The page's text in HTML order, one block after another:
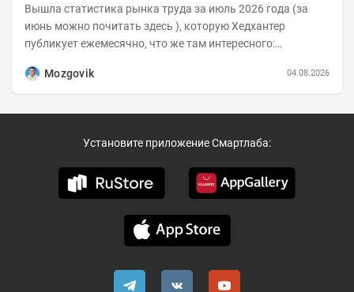
Вышла статистика рынка труда за июль 2026 года (за
июнь можно почитать здесь ), которую Хедхантер
публикует ежемесячно, что же там интересного:
Mozgovik
04.08.2026
Установите приложение Смартлаба: